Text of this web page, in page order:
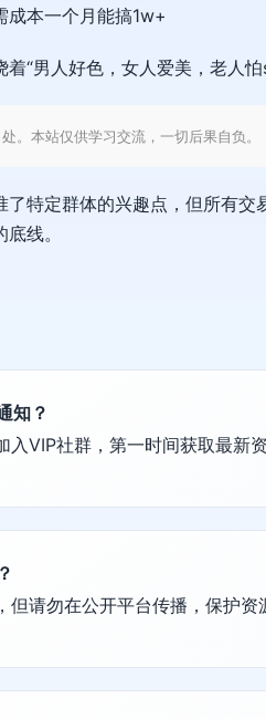
成本一个月能搞1w+
“男人好色，女人爱美，老人
。本站仅供学习交流，一切后果自负。
特定群体的兴趣点，但所有
线。
知？
VIP社群，第一时间获取最新资
请勿在公开平台传播，保护资